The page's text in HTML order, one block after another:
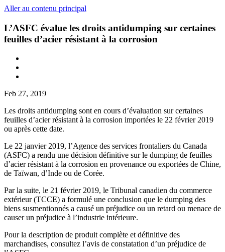
Aller au contenu principal
L’ASFC évalue les droits antidumping sur certaines
feuilles d’acier résistant à la corrosion
Feb 27, 2019
Les droits antidumping sont en cours d’évaluation sur certaines
feuilles d’acier résistant à la corrosion importées le 22 février 2019
ou après cette date.
Le 22 janvier 2019, l’Agence des services frontaliers du Canada
(ASFC) a rendu une décision définitive sur le dumping de feuilles
d’acier résistant à la corrosion en provenance ou exportées de Chine,
de Taïwan, d’Inde ou de Corée.
Par la suite, le 21 février 2019, le Tribunal canadien du commerce
extérieur (TCCE) a formulé une conclusion que le dumping des
biens susmentionnés a causé un préjudice ou un retard ou menace de
causer un préjudice à l’industrie intérieure.
Pour la description de produit complète et définitive des
marchandises, consultez l’avis de constatation d’un préjudice de